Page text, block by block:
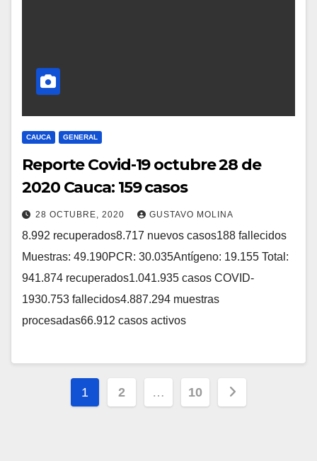
CAUCA GENERAL
Reporte Covid-19 octubre 28 de
2020 Cauca: 159 casos
28 OCTUBRE, 2020 GUSTAVO MOLINA
8.992 recuperados8.717 nuevos casos188 fallecidos
Muestras: 49.190PCR: 30.035Antígeno: 19.155 Total:
941.874 recuperados1.041.935 casos COVID-
1930.753 fallecidos4.887.294 muestras
procesadas66.912 casos activos
Paginación
1 2 … 10